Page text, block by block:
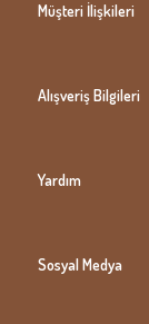
Müşteri İlişkileri
Alışveriş Bilgileri
Yardım
Sosyal Medya